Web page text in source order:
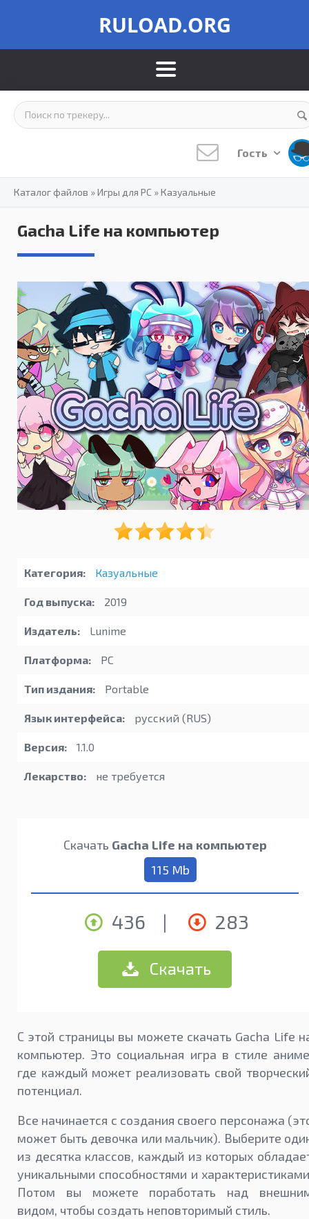
RULOAD.ORG
Гость
Каталог файлов »Игры для PC »Казуальные
Gacha Life на компьютер
Категория: Казуальные
Год выпуска: 2019
Издатель: Lunime
Платформа: PC
Тип издания: Portable
Язык интерфейса: русский (RUS)
Версия: 1.1.0
Лекарство: не требуется
Скачать Gacha Life на компьютер
115 Mb
436 | 283
Скачать
С этой страницы вы можете скачать Gacha Life
компьютер. Это социальная игра в стиле
где каждый может реализовать свой
потенциал.
Все начинается с создания своего персонажа
может быть девочка или мальчик). Выберите
из десятка классов, каждый из которых
уникальными способностями и
Потом вы можете поработать над
видом, чтобы создать неповторимый стиль.